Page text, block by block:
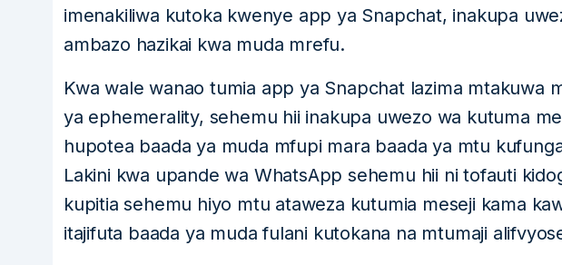
imenakiliwa kutoka kwenye app ya Snapchat, inakupa
ambazo hazikai kwa muda mrefu.
Kwa wale wanao tumia app ya Snapchat lazima mtakuwa
ya ephemerality, sehemu hii inakupa uwezo wa kutuma
hupotea baada ya muda mfupi mara baada ya mtu
Lakini kwa upande wa WhatsApp sehemu hii ni tofauti
kupitia sehemu hiyo mtu ataweza kutumia meseji kama
itajifuta baada ya muda fulani kutokana na mtumaji